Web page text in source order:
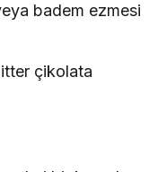
badem ezmesi
çikolata